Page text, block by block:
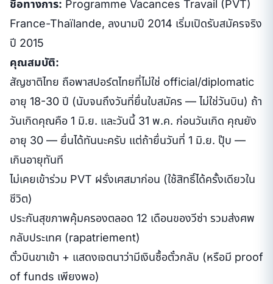
ชื่อทางการ: Programme Vacances Travail (PVT)
France-Thaïlande, ลงนามปี 2014 เริ่มเปิดรับสมัครจริง
ปี 2015
คุณสมบัติ:
สัญชาติไทย ถือพาสปอร์ตไทยที่ไม่ใช่ official/diplomatic
อายุ 18-30 ปี (นับจนถึงวันที่ยื่นใบสมัคร — ไม่ใช่วันบิน) ถ้า
วันเกิดคุณคือ 1 มิ.ย. และวันนี้ 31 พ.ค. ก่อนวันเกิด คุณยัง
อายุ 30 — ยื่นได้ทันนะครับ แต่ถ้ายื่นวันที่ 1 มิ.ย. ปุ๊บ —
เกินอายุทันที
ไม่เคยเข้าร่วม PVT ฝรั่งเศสมาก่อน (ใช้สิทธิ์ได้ครั้งเดียวใน
ชีวิต)
ประกันสุขภาพคุ้มครองตลอด 12 เดือนของวีซ่า รวมส่งศพ
กลับประเทศ (rapatriement)
ตั๋วบินขาเข้า + แสดงเจตนาว่ามีเงินซื้อตั๋วกลับ (หรือมี proof
of funds เพียงพอ)